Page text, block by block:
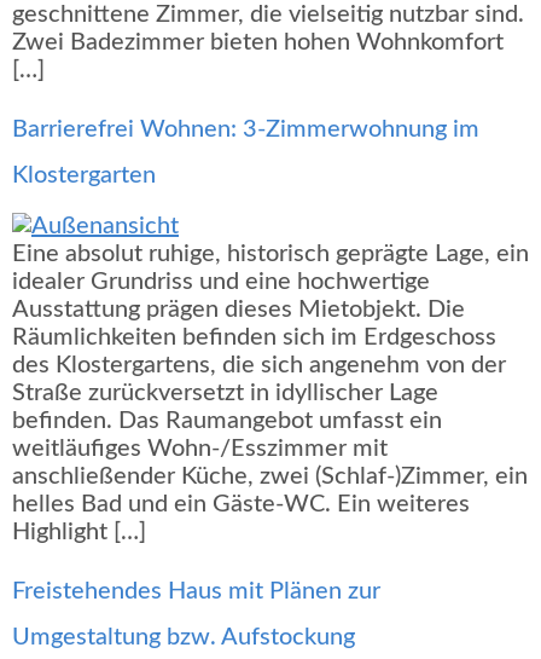
geschnittene Zimmer, die vielseitig nutzbar sind.
Zwei Badezimmer bieten hohen Wohnkomfort
[…]
Barrierefrei Wohnen: 3-Zimmerwohnung im
Klostergarten
Eine absolut ruhige, historisch geprägte Lage, ein
idealer Grundriss und eine hochwertige
Ausstattung prägen dieses Mietobjekt. Die
Räumlichkeiten befinden sich im Erdgeschoss
des Klostergartens, die sich angenehm von der
Straße zurückversetzt in idyllischer Lage
befinden. Das Raumangebot umfasst ein
weitläufiges Wohn-/Esszimmer mit
anschließender Küche, zwei (Schlaf-)Zimmer, ein
helles Bad und ein Gäste-WC. Ein weiteres
Highlight […]
Freistehendes Haus mit Plänen zur
Umgestaltung bzw. Aufstockung